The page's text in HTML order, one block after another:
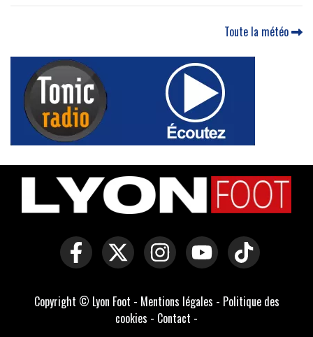
Toute la météo
Copyright © Lyon Foot - Mentions légales - Politique des
cookies - Contact -